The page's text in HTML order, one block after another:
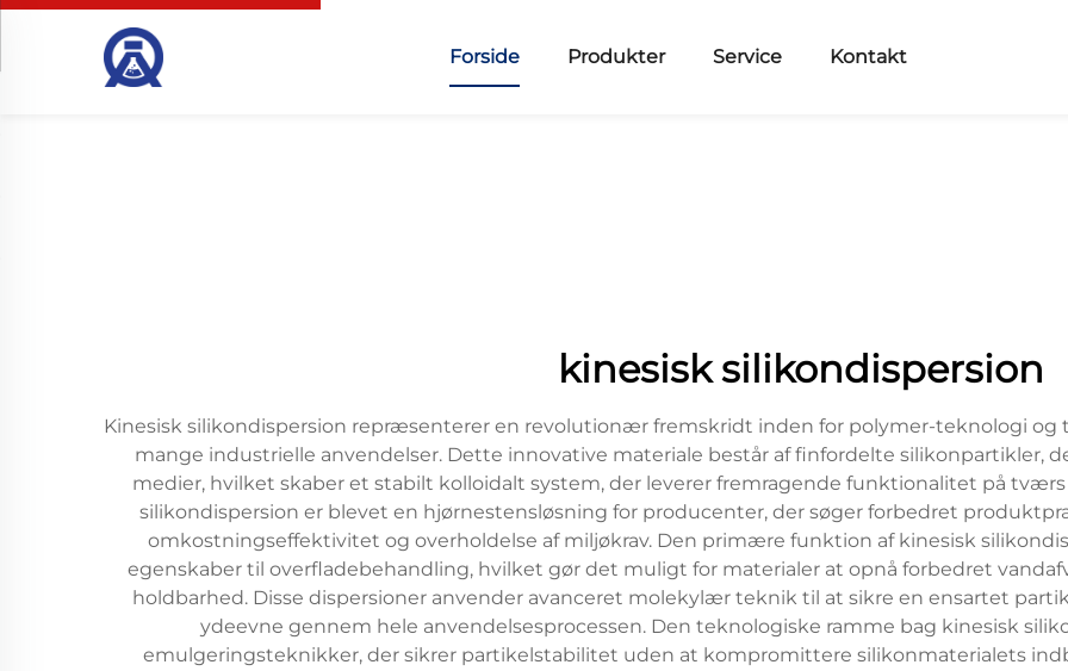
Forside Produkter Service Kontakt
kinesisk silikondispersion
Kinesisk silikondispersion repræsenterer en revolutionær fremskridt inden for polymer-teknologi
mange industrielle anvendelser. Dette innovative materiale består af finfordelte silikonpartikler,
medier, hvilket skaber et stabilt kolloidalt system, der leverer fremragende funktionalitet på
silikondispersion er blevet en hjørnestensløsning for producenter, der søger forbedret
omkostningseffektivitet og overholdelse af miljøkrav. Den primære funktion af kinesisk
egenskaber til overfladebehandling, hvilket gør det muligt for materialer at opnå forbedret
holdbarhed. Disse dispersioner anvender avanceret molekylær teknik til at sikre en ensartet
ydeevne gennem hele anvendelsesprocessen. Den teknologiske ramme bag kinesisk
emulgeringsteknikker, der sikrer partikelstabilitet uden at kompromittere silikonmaterialets